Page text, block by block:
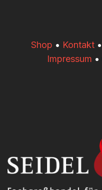
​​Shop • Kontakt •
Impressum •